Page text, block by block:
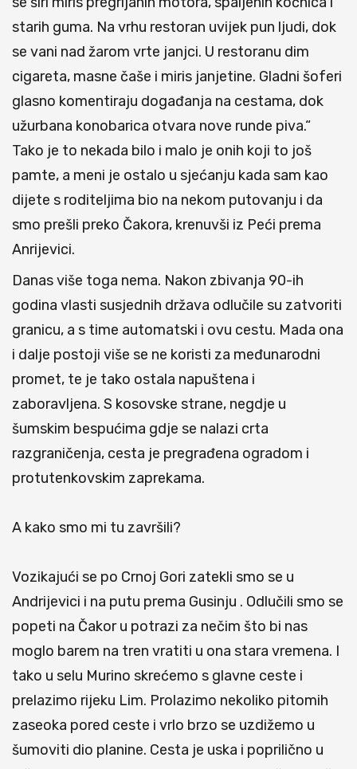
starih guma. Na vrhu restoran uvijek pun ljudi, dok
se vani nad žarom vrte janjci. U restoranu dim
cigareta, masne čaše i miris janjetine. Gladni šoferi
glasno komentiraju događanja na cestama, dok
užurbana konobarica otvara nove runde piva.“
Tako je to nekada bilo i malo je onih koji to još
pamte, a meni je ostalo u sjećanju kada sam kao
dijete s roditeljima bio na nekom putovanju i da
smo prešli preko Čakora, krenuvši iz Peći prema
Anrijevici.
Danas više toga nema. Nakon zbivanja 90-ih
godina vlasti susjednih država odlučile su zatvoriti
granicu, a s time automatski i ovu cestu. Mada ona
i dalje postoji više se ne koristi za međunarodni
promet, te je tako ostala napuštena i
zaboravljena. S kosovske strane, negdje u
šumskim bespućima gdje se nalazi crta
razgraničenja, cesta je pregrađena ogradom i
protutenkovskim zaprekama.
A kako smo mi tu završili?
Vozikajući se po Crnoj Gori zatekli smo se u
Andrijevici i na putu prema Gusinju . Odlučili smo se
popeti na Čakor u potrazi za nečim što bi nas
moglo barem na tren vratiti u ona stara vremena. I
tako u selu Murino skrećemo s glavne ceste i
prelazimo rijeku Lim. Prolazimo nekoliko pitomih
zaseoka pored ceste i vrlo brzo se uzdižemo u
šumoviti dio planine. Cesta je uska i poprilično u